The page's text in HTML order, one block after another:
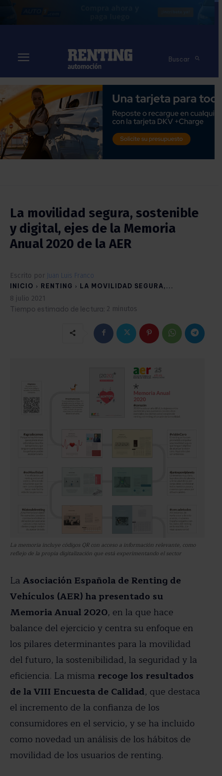
Buscar
La movilidad segura, sostenible
y digital, ejes de la Memoria
Anual 2020 de la AER
Escrito por Juan Luis Franco
INICIO RENTING LA MOVILIDAD SEGURA,...
8 julio 2021
Tiempo estimado de lectura: 2 minutos
La memoria incluye códigos QR con acceso a información relevante, como
reflejo de la propia digitalización que está experimentando el sector
La Asociación Española de Renting de
Vehículos (AER) ha presentado su
Memoria Anual 2020, en la que hace
balance del ejercicio y centra su enfoque en
los pilares determinantes para la movilidad
del futuro, la sostenibilidad, la seguridad y la
eficiencia. La misma recoge los resultados
de la VIII Encuesta de Calidad, que destaca
el incremento de la confianza de los
consumidores en el servicio, y se ha incluido
como novedad un análisis de los hábitos de
movilidad de los usuarios de renting.